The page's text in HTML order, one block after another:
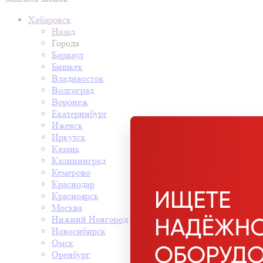
Хабаровск
Назад
Города
Барнаул
Бишкек
Владивосток
Волгоград
Воронеж
Екатеринбург
Ижевск
Иркутск
Казань
Калининград
Кемерово
Краснодар
Красноярск
Москва
Нижний Новгород
Новосибирск
Омск
Оренбург